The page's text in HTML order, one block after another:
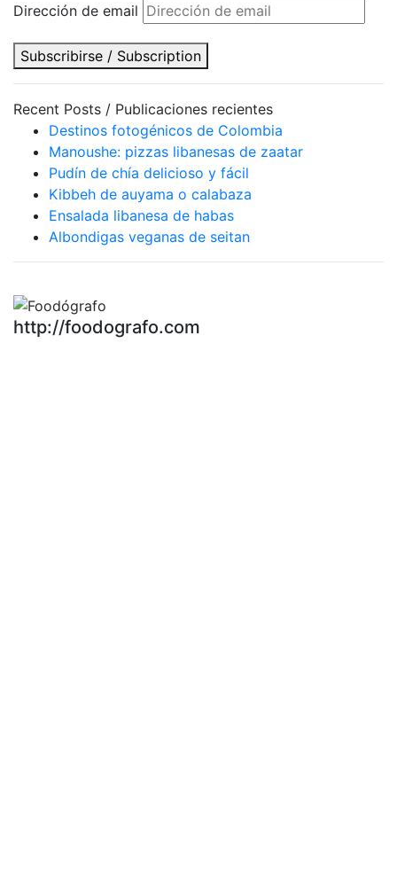
Dirección de email
Subscribirse / Subscription
Recent Posts / Publicaciones recientes
Destinos fotogénicos de Colombia
Manoushe: pizzas libanesas de zaatar
Pudín de chía delicioso y fácil
Kibbeh de auyama o calabaza
Ensalada libanesa de habas
Albondigas veganas de seitan
http://foodografo.com